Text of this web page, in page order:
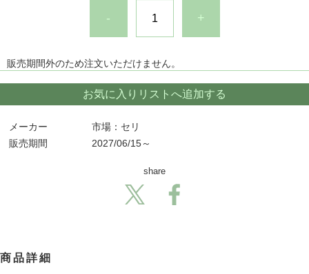
- +
販売期間外のため注文いただけません。
お気に入りリストへ追加する
メーカー
市場：セリ
販売期間
2027/06/15～
share
商品詳細